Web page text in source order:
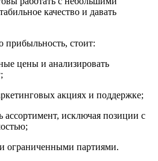
качество и давать
стоит:
цены и анализировать
акциях и поддержке;
ассортимент, исключая позиции с
ограниченными партиями.